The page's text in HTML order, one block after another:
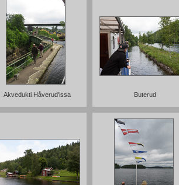
Akvedukti Håverud'issa Buterud